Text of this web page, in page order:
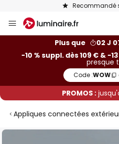
Recommandé
Allez
au
Plus que
02 J
-10 % suppl. dès 109 € & -
presque
Code :WOW
PROMOS :
Appliques connectées
Skip